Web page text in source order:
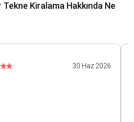
Tekne Kiralama Hakkında Ne
30 Haz 2026